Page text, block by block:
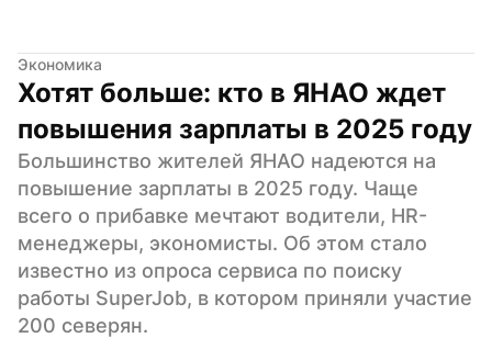
Экономика
Хотят больше: кто в ЯНАО ждет
повышения зарплаты в 2025 году
Большинство жителей ЯНАО надеются на
повышение зарплаты в 2025 году. Чаще
всего о прибавке мечтают водители, HR-
менеджеры, экономисты. Об этом стало
известно из опроса сервиса по поиску
работы SuperJob, в котором приняли участие
200 северян.